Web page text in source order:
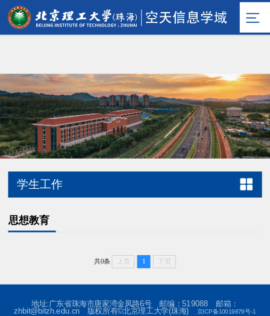
学生工作
思想教育
共0条 上页 1 下页
地址:广东省珠海市唐家湾金凤路6号 邮编：519088 邮箱：
zhbit@bitzh.edu.cn 版权所有©北京理工大学(珠海) 京ICP备10019879号-1